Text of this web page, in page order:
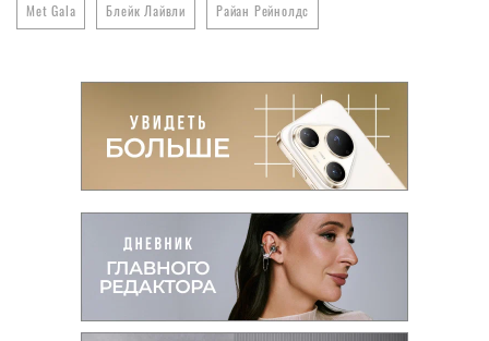
Met Gala Блейк Лайвли Райан Рейнолдс